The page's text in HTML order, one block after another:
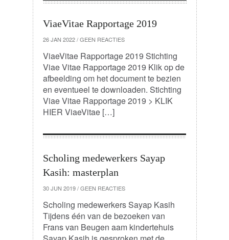
ViaeVitae Rapportage 2019
26 JAN 2022 / GEEN REACTIES
ViaeVitae Rapportage 2019 Stichting
Viae Vitae Rapportage 2019 Klik op de
afbeelding om het document te bezien
en eventueel te downloaden. Stichting
Viae Vitae Rapportage 2019 > KLIK
HIER ViaeVitae […]
Scholing medewerkers Sayap
Kasih: masterplan
30 JUN 2019 / GEEN REACTIES
Scholing medewerkers Sayap Kasih
Tijdens één van de bezoeken van
Frans van Beugen aam kindertehuis